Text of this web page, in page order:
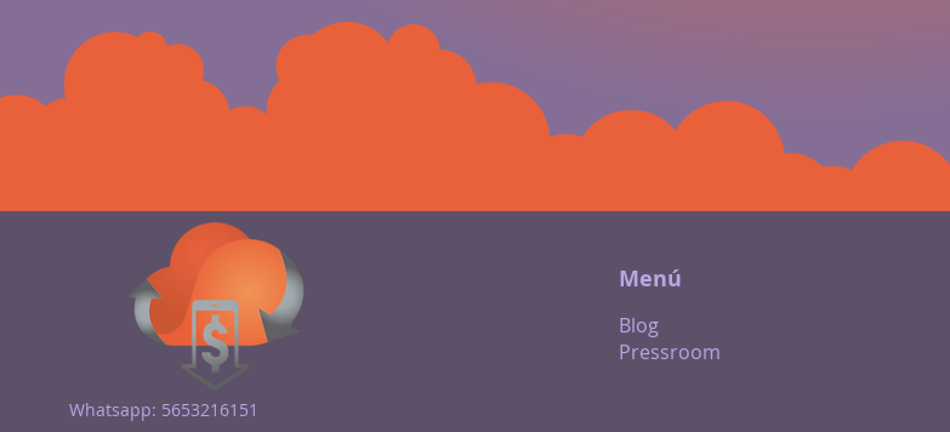
Whatsapp: 5653216151
Menú
Blog
Pressroom